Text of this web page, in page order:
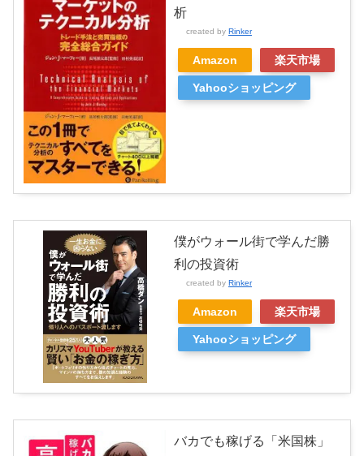
析
created by Rinker
Amazon 楽天市場
Yahooショッピング
僕がウォール街で学んだ勝
利の投資術
created by Rinker
Amazon 楽天市場
Yahooショッピング
バカでも稼げる「米国株」